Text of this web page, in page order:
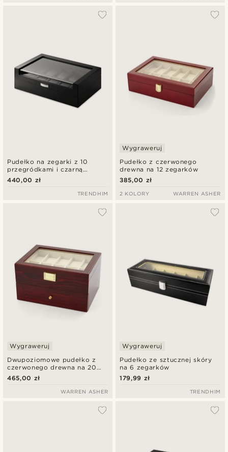
Pudełko na zegarki z 10
przegródkami i czarną
okleiną
440,00 zł
TRENDHIM
Pudełko z czerwonego
drewna na 12 zegarków
Wygraweruj
385,00 zł
2 KOLORY WARREN ASHER
Dwupoziomowe pudełko z
czerwonego drewna na 20
zegarków
Wygraweruj
465,00 zł
WARREN ASHER
Pudełko ze sztucznej skóry
na 6 zegarków
Wygraweruj
179,99 zł
TRENDHIM